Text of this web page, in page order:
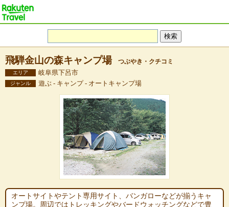
飛騨金山の森キャンプ場 つぶやき・クチコミ
エリア 岐阜県下呂市
ジャンル 遊ぶ - キャンプ - オートキャンプ場
オートサイトやテント専用サイト、バンガローなどが揃うキャ
ンプ場。周辺ではトレッキングやバードウォッチングなどで豊